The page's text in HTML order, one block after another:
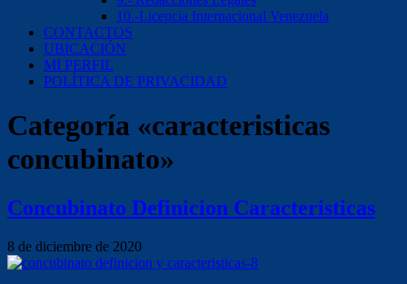
10.-Licencia Internacional Venezuela
CONTACTOS
UBICACIÓN
MI PERFIL
POLÍTICA DE PRIVACIDAD
Categoría «caracteristicas
concubinato»
Concubinato Definicion Caracteristicas
8 de diciembre de 2020